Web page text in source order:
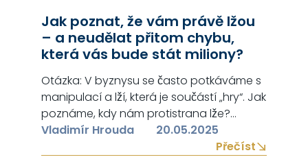
Jak poznat, že vám právě lžou
– a neudělat přitom chybu,
která vás bude stát miliony?
Otázka: V byznysu se často potkáváme s
manipulací a lží, která je součástí „hry“. Jak
poznáme, kdy nám protistrana lže?
Odpověď: Existuje hned několik ukazatelů,
kterým ve vyjednávání říkáme deceptivní
Vladimír Hrouda
20.05.2025
Přečíst